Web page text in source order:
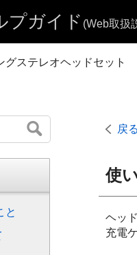
プガイド (Web取扱
ステレオヘッドセット
戻る
使
ヘッ
充電
と